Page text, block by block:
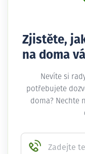
Zjistěte,
na doma
Nevíte si
potřebujete
doma? Nechte
Zadejte